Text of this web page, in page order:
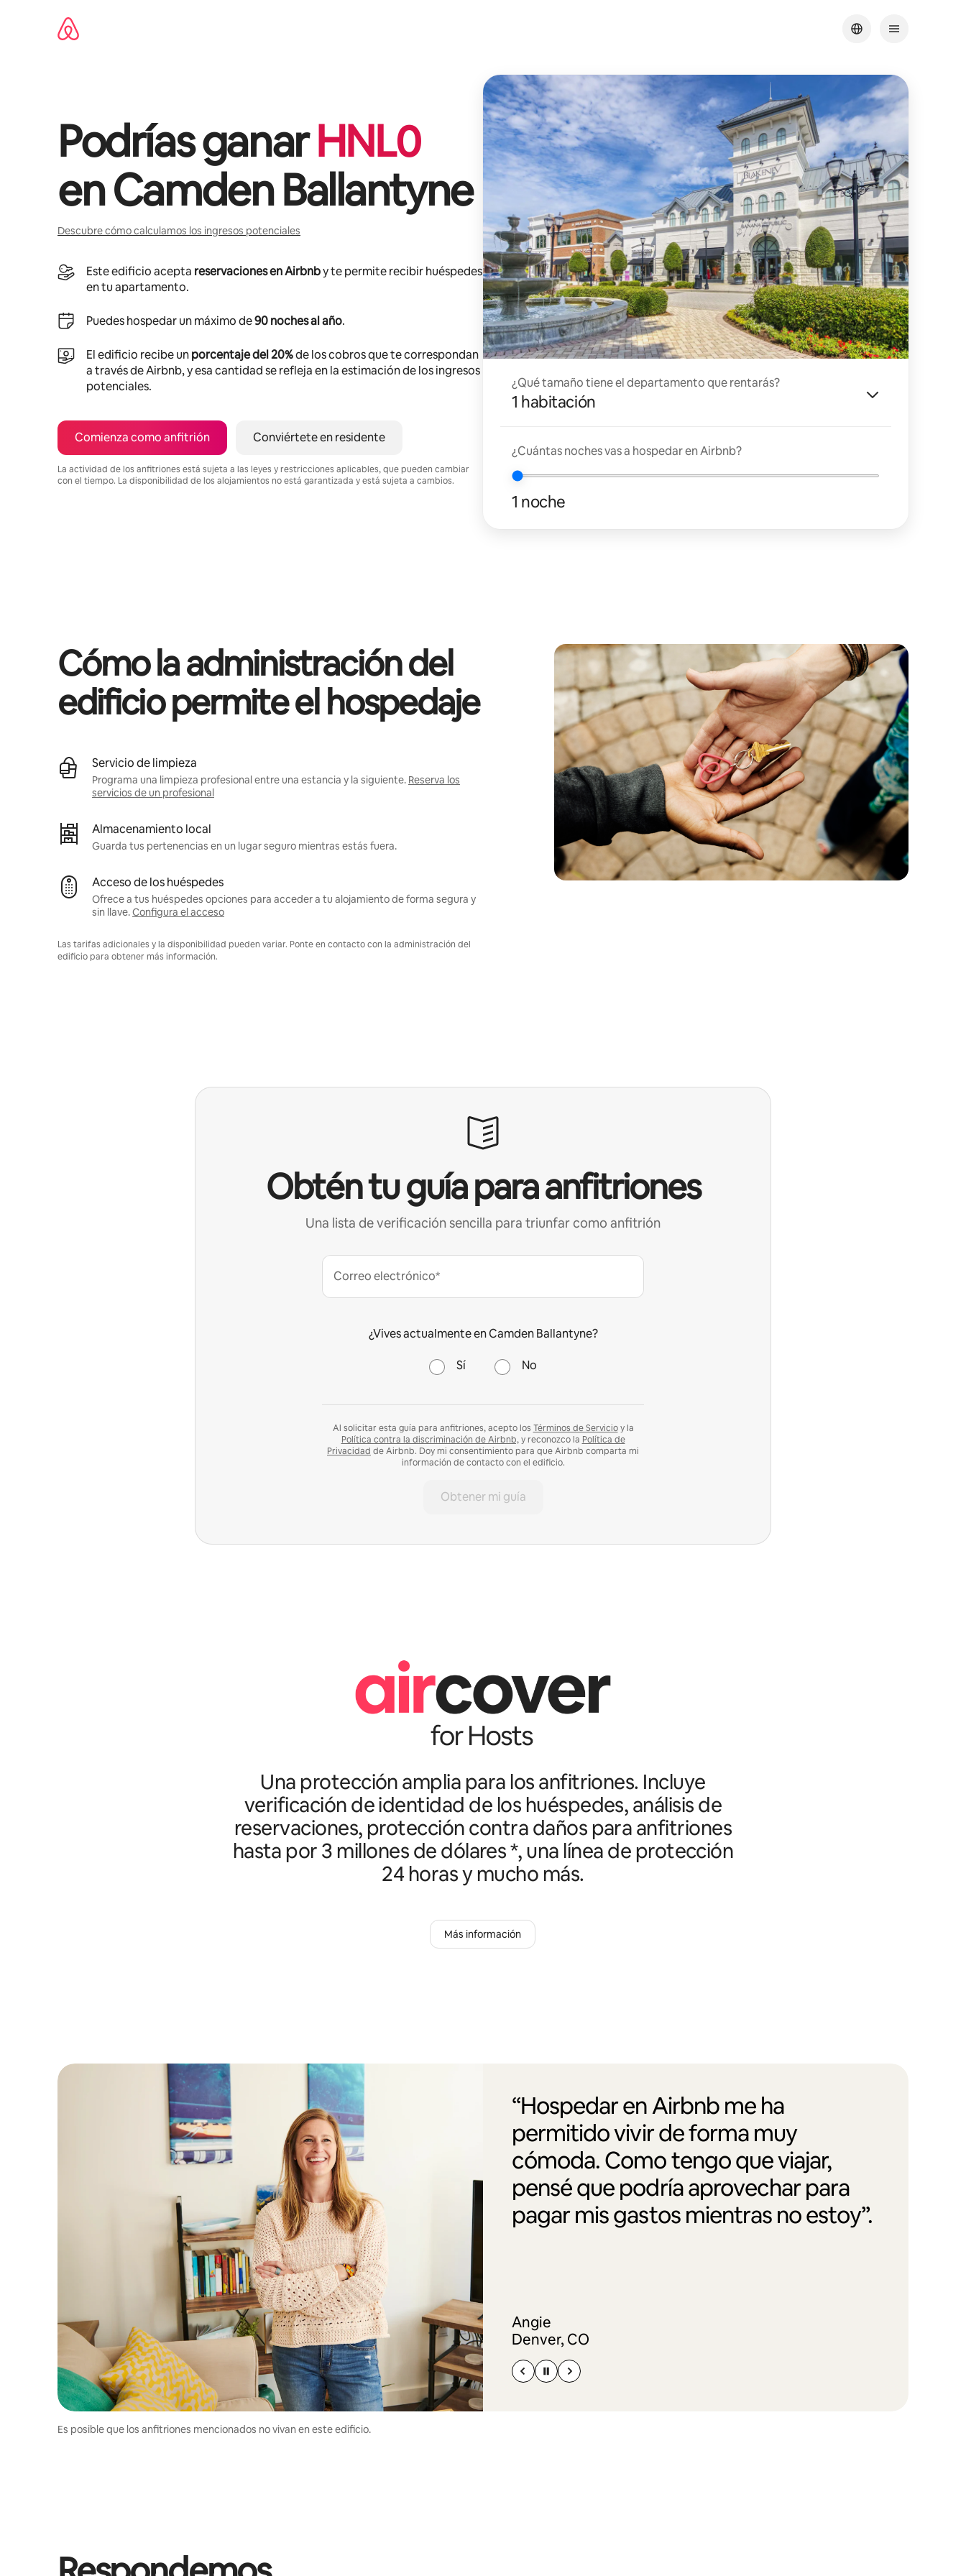
Podrías ganarHNL0
enCamden Ballantyne
Descubre cómo calculamos los ingresos potenciales
Este edificio acepta reservaciones en Airbnby te permite recibir huéspedes
en tu apartamento.
Puedes hospedar un máximo de90 noches al año.
El edificio recibe unporcentaje del 20%de los cobros que te correspondan
a través de Airbnb, y esa cantidad se refleja en la estimación de los ingresos
potenciales.
Comienza como anfitrión Conviértete en residente
La actividad de los anfitriones está sujeta a las leyes y restricciones aplicables, que pueden cambiar
con el tiempo. La disponibilidad de los alojamientos no está garantizada y está sujeta a cambios.
¿Qué tamaño tiene el departamento que rentarás?
1 habitación
¿Cuántas noches vas a hospedar en Airbnb?
1 noche
Cómo la administración del
edificio permite el hospedaje
Servicio de limpieza
Programa una limpieza profesional entre una estancia y la siguiente. Reserva los
servicios de un profesional
Almacenamiento local
Guarda tus pertenencias en un lugar seguro mientras estás fuera.
Acceso de los huéspedes
Ofrece a tus huéspedes opciones para acceder a tu alojamiento de forma segura y
sin llave.Configura el acceso
Las tarifas adicionales y la disponibilidad pueden variar. Ponte en contacto con la administración del
edificio para obtener más información.
Obtén tu guía para anfitriones
Una lista de verificación sencilla para triunfar como anfitrión
Correo electrónico*
¿Vives actualmente en Camden Ballantyne?
Sí No
Al solicitar esta guía para anfitriones, acepto los Términos de Servicioy la
Política contra la discriminación de Airbnb,y reconozco la Política de
Privacidad de Airbnb. Doy mi consentimiento para que Airbnb comparta mi
información de contacto con el edificio.
Obtener mi guía
Una protección amplia para los anfitriones. Incluye
verificación de identidad de los huéspedes, análisis de
reservaciones, protección contra daños para anfitriones
hasta por 3 millones de dólares *, una línea de protección
24 horas y mucho más.
Más información
“Hospedar en Airbnb me ha
permitido vivir de forma muy
cómoda. Como tengo que viajar,
pensé que podría aprovechar para
pagar mis gastos mientras no estoy”.
Angie
Denver, CO
Es posible que los anfitriones mencionados no vivan en este edificio.